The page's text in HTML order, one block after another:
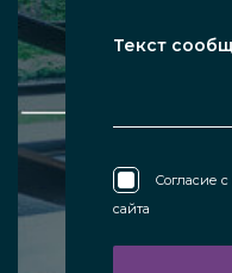
Согласие с
сайта